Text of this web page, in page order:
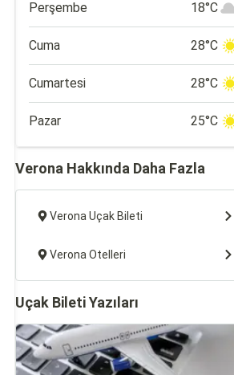
Perşembe 18°C
Cuma 28°C
Cumartesi 28°C
Pazar 25°C
Verona Hakkında Daha Fazla
Verona Uçak Bileti
Verona Otelleri
Uçak Bileti Yazıları